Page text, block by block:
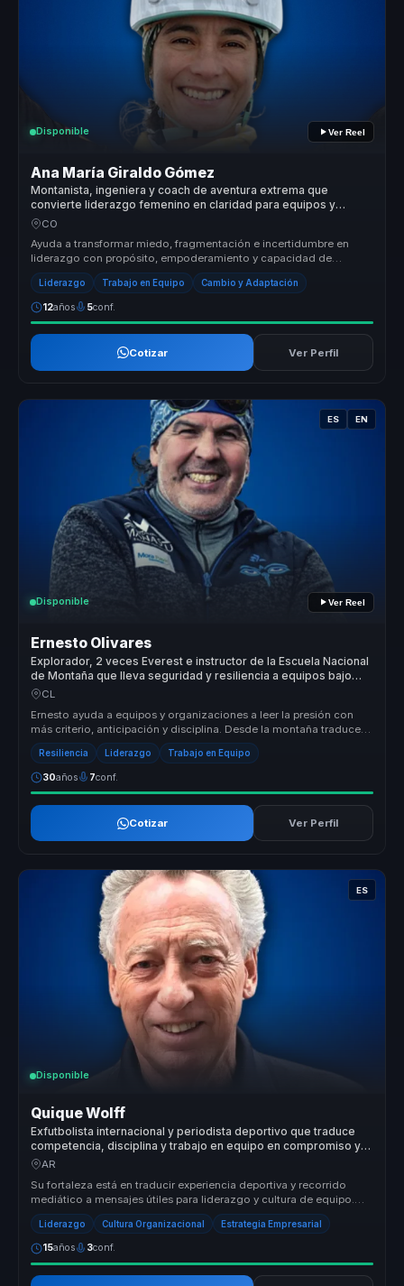
Disponible Ver Reel
Ana María Giraldo Gómez
Montanista, ingeniera y coach de aventura extrema que
convierte liderazgo femenino en claridad para equipos y
mujeres lideres.
CO
Ayuda a transformar miedo, fragmentación e incertidumbre en
liderazgo con propósito, empoderamiento y capacidad de
avanzar paso a paso ha...
Liderazgo Trabajo en Equipo Cambio y Adaptación
12años 5conf.
Cotizar Ver Perfil
ES EN
Disponible Ver Reel
Ernesto Olivares
Explorador, 2 veces Everest e instructor de la Escuela Nacional
de Montaña que lleva seguridad y resiliencia a equipos bajo
presión.
CL
Ernesto ayuda a equipos y organizaciones a leer la presión con
más criterio, anticipación y disciplina. Desde la montaña traduce
segurida...
Resiliencia Liderazgo Trabajo en Equipo
30años 7conf.
Cotizar Ver Perfil
ES
Disponible
Quique Wolff
Exfutbolista internacional y periodista deportivo que traduce
competencia, disciplina y trabajo en equipo en compromiso y
cultura ganadora para empresas.
AR
Su fortaleza está en traducir experiencia deportiva y recorrido
mediático a mensajes útiles para liderazgo y cultura de equipo.
Conecta d...
Liderazgo Cultura Organizacional Estrategia Empresarial
15años 3conf.